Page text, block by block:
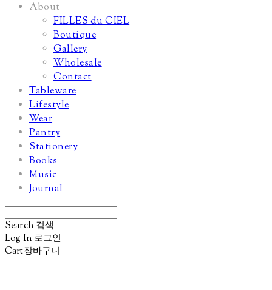
About
FILLES du CIEL
Boutique
Gallery
Wholesale
Contact
Tableware
Lifestyle
Wear
Pantry
Stationery
Books
Music
Journal
Search 검색
Log In 로그인
Cart장바구니